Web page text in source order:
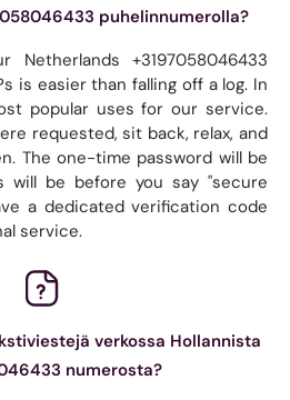
puhelinnumerolla?
Netherlands +3197058046433
is easier than falling off a log. In
popular uses for our service.
requested, sit back, relax, and
The one-time password will be
will be before you say "secure
a dedicated verification code
service.
verkossa Hollannista
numerosta?